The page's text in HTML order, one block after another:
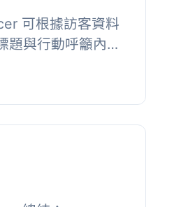
可根據訪客資料
題與行動呼籲內
。, , ...